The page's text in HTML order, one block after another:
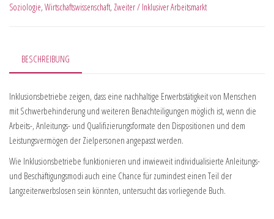
Soziologie, Wirtschaftswissenschaft, Zweiter / Inklusiver Arbeitsmarkt
BESCHREIBUNG
Inklusionsbetriebe zeigen, dass eine nachhaltige Erwerbstätigkeit von Menschen
mit Schwerbehinderung und weiteren Benachteiligungen möglich ist, wenn die
Arbeits-, Anleitungs- und Qualifizierungsformate den Dispositionen und dem
Leistungsvermögen der Zielpersonen angepasst werden.
Wie Inklusionsbetriebe funktionieren und inwieweit individualisierte Anleitungs-
und Beschäftigungsmodi auch eine Chance für zumindest einen Teil der
Langzeiterwerbslosen sein könnten, untersucht das vorliegende Buch.